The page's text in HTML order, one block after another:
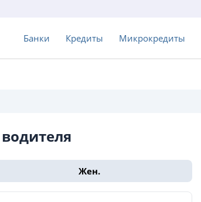
Банки Кредиты Микрокредиты
Жен.